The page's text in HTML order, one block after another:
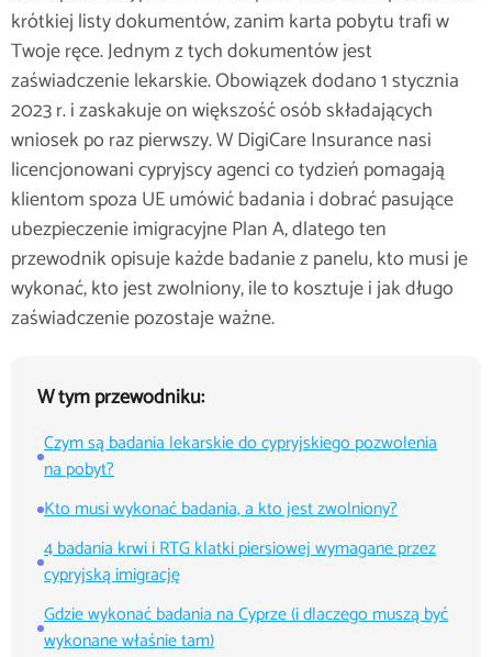
krótkiej listy dokumentów, zanim karta pobytu trafi w
Twoje ręce. Jednym z tych dokumentów jest
zaświadczenie lekarskie. Obowiązek dodano 1 stycznia
2023 r. i zaskakuje on większość osób składających
wniosek po raz pierwszy. W DigiCare Insurance nasi
licencjonowani cypryjscy agenci co tydzień pomagają
klientom spoza UE umówić badania i dobrać pasujące
ubezpieczenie imigracyjne Plan A, dlatego ten
przewodnik opisuje każde badanie z panelu, kto musi je
wykonać, kto jest zwolniony, ile to kosztuje i jak długo
zaświadczenie pozostaje ważne.
W tym przewodniku:
Czym są badania lekarskie do cypryjskiego pozwolenia
na pobyt?
Kto musi wykonać badania, a kto jest zwolniony?
4 badania krwi i RTG klatki piersiowej wymagane przez
cypryjską imigrację
Gdzie wykonać badania na Cyprze (i dlaczego muszą być
wykonane właśnie tam)